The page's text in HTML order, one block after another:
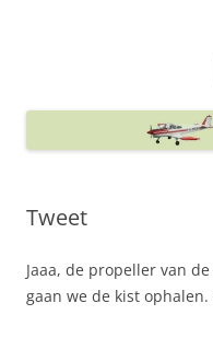
Tweet
Jaaa, de propeller van
gaan we de kist ophalen.